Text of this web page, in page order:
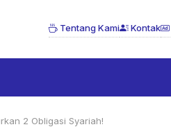
Tentang Kami Kontak
2 Obligasi Syariah!